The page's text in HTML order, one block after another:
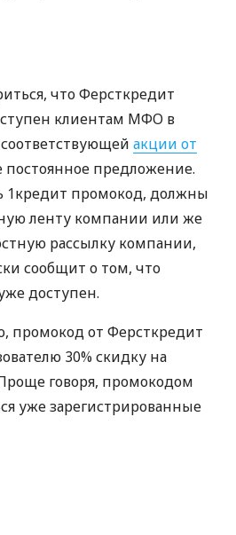
что Ферсткредит
клиентам МФО в
акции от
постоянное предложение.
промокод, должны
ленту компании или же
рассылку компании,
сообщит о том, что
доступен.
промокод от Ферсткредит
30% скидку на
говоря, промокодом
уже зарегистрированные